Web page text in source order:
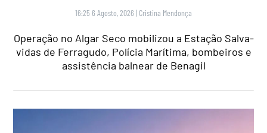
16:25 6 Agosto, 2026 | Cristina Mendonça
Operação no Algar Seco mobilizou a Estação Salva-
vidas de Ferragudo, Polícia Marítima, bombeiros e
assistência balnear de Benagil